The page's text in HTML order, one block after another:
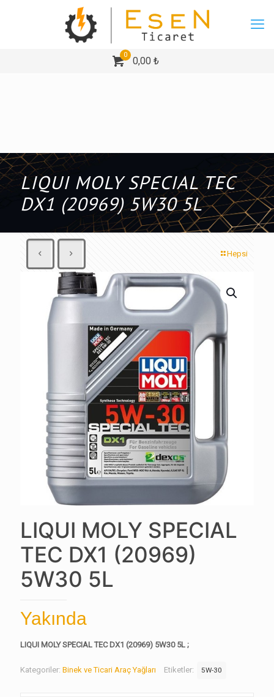
0
0,00 ₺
LIQUI MOLY SPECIAL TEC
DX1 (20969) 5W30 5L
Hepsi
LIQUI MOLY SPECIAL
TEC DX1 (20969)
5W30 5L
Yakında
LIQUI MOLY SPECIAL TEC DX1 (20969) 5W30 5L ;
Kategoriler: Binek ve Ticari Araç Yağları Etiketler: 5W-30